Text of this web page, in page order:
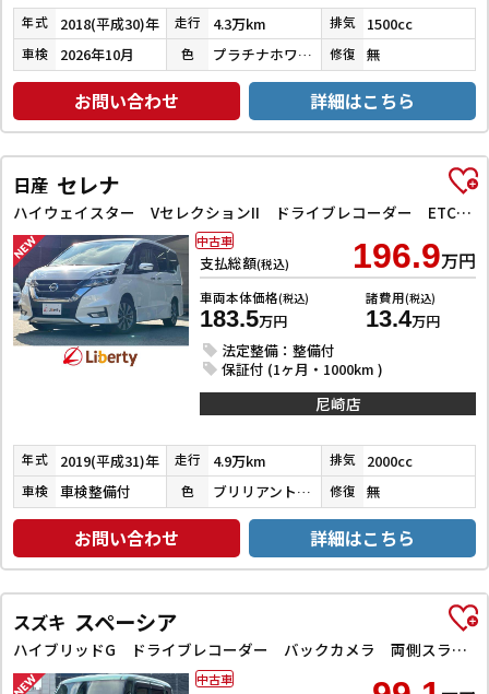
年式 2018(平成30)年 走行 4.3万km 排気 1500cc
車検 2026年10月 色 プラチナホワイトパール 修復 無
お問い合わせ 詳細はこちら
日産 セレナ
ハイウェイスター VセレクションII ドライブレコーダー ETC バックカメラ サイドカメラ ナビ TV クリアランスソナー オートクルーズコントロール パークアシスト 衝突被害軽減システム 両側電動スライドドア オートライト
支払総額(税込) 196.9万円
車両本体価格(税込)
183.5万円
諸費用(税込)
13.4万円
法定整備：整備付
保証付 (1ヶ月・1000km )
中古車
尼崎店
年式 2019(平成31)年 走行 4.9万km 排気 2000cc
車検 車検整備付 色 ブリリアントホワイトパール３コートパール 修復 無
お問い合わせ 詳細はこちら
スズキ スペーシア
ハイブリッドG ドライブレコーダー バックカメラ 両側スライドドア ナビ TV スマートキー アイドリングストップ 電動格納ミラー ベンチシート CVT ESC CD DVD再生 Bluetooth エアコン
中古車